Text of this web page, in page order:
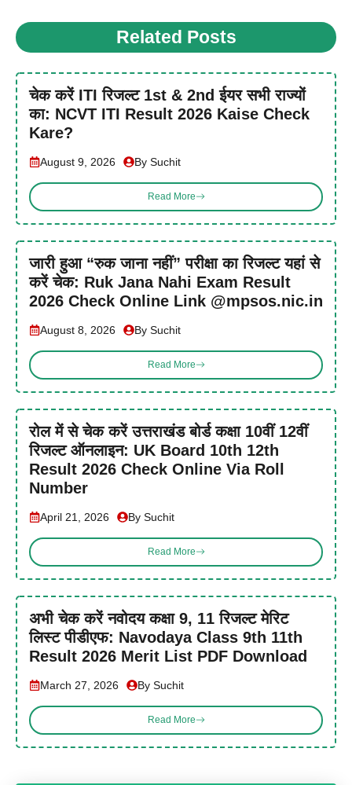
Related Posts
चेक करें ITI रिजल्ट 1st & 2nd ईयर सभी राज्यों
का: NCVT ITI Result 2026 Kaise Check
Kare?
August 9, 2026 By Suchit
Read More
जारी हुआ “रुक जाना नहीं” परीक्षा का रिजल्ट यहां से
करें चेक: Ruk Jana Nahi Exam Result
2026 Check Online Link @mpsos.nic.in
August 8, 2026 By Suchit
Read More
रोल में से चेक करें उत्तराखंड बोर्ड कक्षा 10वीं 12वीं
रिजल्ट ऑनलाइन: UK Board 10th 12th
Result 2026 Check Online Via Roll
Number
April 21, 2026 By Suchit
Read More
अभी चेक करें नवोदय कक्षा 9, 11 रिजल्ट मेरिट
लिस्ट पीडीएफ: Navodaya Class 9th 11th
Result 2026 Merit List PDF Download
March 27, 2026 By Suchit
Read More